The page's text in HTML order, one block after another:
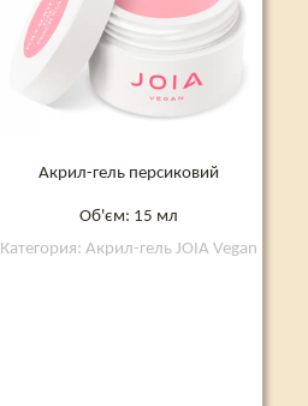
Акрил-гель персиковий
Об'єм: 15 мл
Категория: Акрил-гель JOIA Vegan